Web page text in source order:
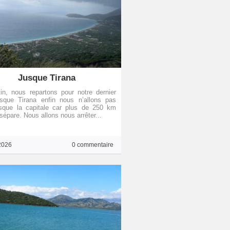
Jusque Tirana
nous repartons pour notre dernier
Tirana enfin nous n’allons pas
la capitale car plus de 250 km
Nous allons nous arrêter...
0 commentaire